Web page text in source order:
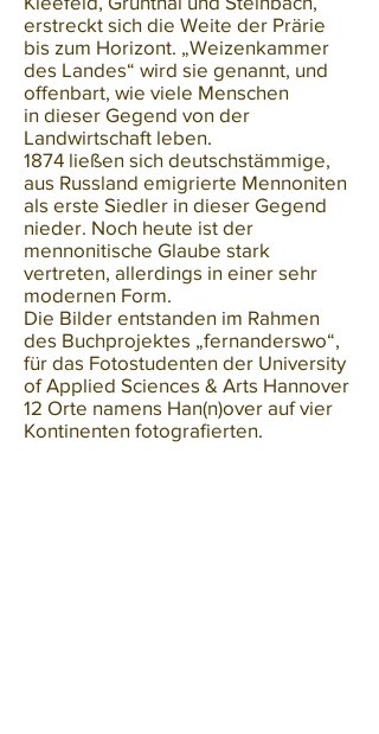
erstreckt sich die Weite der Prärie
bis zum Horizont. „Weizenkammer
des Landes“ wird sie genannt, und
offenbart, wie viele Menschen
in dieser Gegend von der
Landwirtschaft leben.
1874 ließen sich deutschstämmige,
aus Russland emigrierte Mennoniten
als erste Siedler in dieser Gegend
nieder. Noch heute ist der
mennonitische Glaube stark
vertreten, allerdings in einer sehr
modernen Form.
Die Bilder entstanden im Rahmen
des Buchprojektes „fernanderswo“,
für das Fotostudenten der University
of Applied Sciences & Arts Hannover
12 Orte namens Han(n)over auf vier
Kontinenten fotografierten.